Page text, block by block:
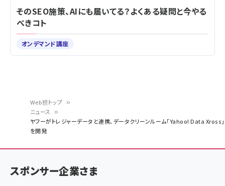
く
ず
Web担トップ
ニュース
ヤフーがトレジャーデータと連携、データクリーンルーム「Yahoo! Data Xross」
を開発
そのSEO施策、AIにも届いてる？よくある疑問と今やる
べきコト
オンデマンド講座
スポンサー企業さま